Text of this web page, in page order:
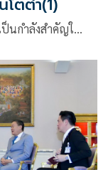
ตต่ำ(1)
ป็นกำลังสำคัญใ…